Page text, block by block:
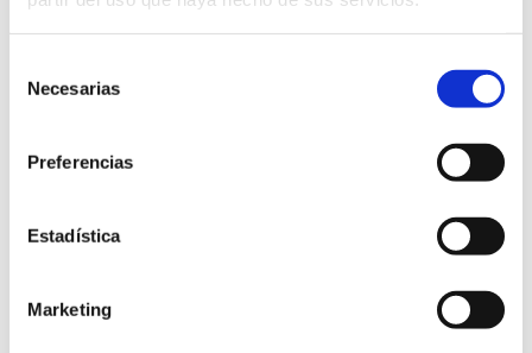
Necesarias
Preferencias
Estadística
Marketing